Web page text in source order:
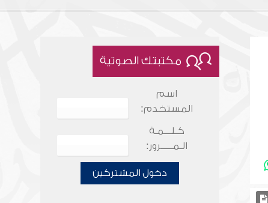
مكتبتك الصوتية
اسم
المستخدم:
كـلـــمـة
الـمـــــرور:
دخول المشتركين